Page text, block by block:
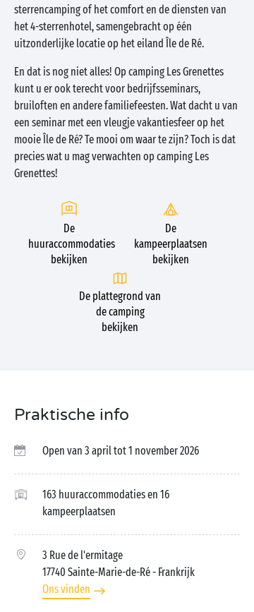
sterrencamping of het comfort en de diensten van
het 4-sterrenhotel, samengebracht op één
uitzonderlijke locatie op het eiland Île de Ré.
En dat is nog niet alles! Op camping Les Grenettes
kunt u er ook terecht voor bedrijfsseminars,
bruiloften en andere familiefeesten. Wat dacht u van
een seminar met een vleugje vakantiesfeer op het
mooie Île de Ré? Te mooi om waar te zijn? Toch is dat
precies wat u mag verwachten op camping Les
Grenettes!
De
huuraccommodaties
bekijken
De
kampeerplaatsen
bekijken
De plattegrond van
de camping
bekijken
Praktische info
Open van 3 april tot 1 november 2026
163 huuraccommodaties en 16
kampeerplaatsen
3 Rue de l'ermitage
17740 Sainte-Marie-de-Ré- Frankrijk
Ons vinden